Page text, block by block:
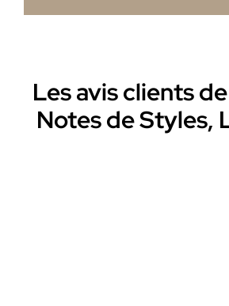
Les avis clients
Notes de Styles,